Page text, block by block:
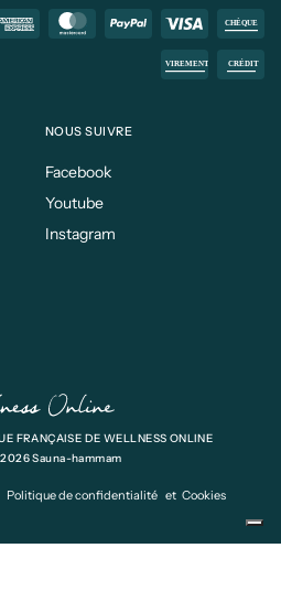
NOUS SUIVRE
Facebook
Youtube
Instagram
FRANÇAISE DE WELLNESS ONLINE
Sauna-hammam
Politique de confidentialité et Cookies